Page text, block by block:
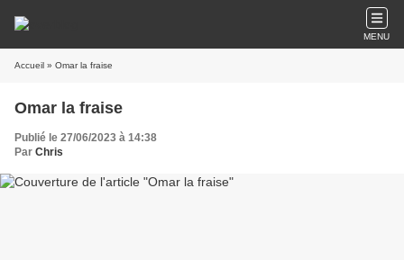
MENU
Accueil » Omar la fraise
Omar la fraise
Publié le 27/06/2023 à 14:38
Par Chris